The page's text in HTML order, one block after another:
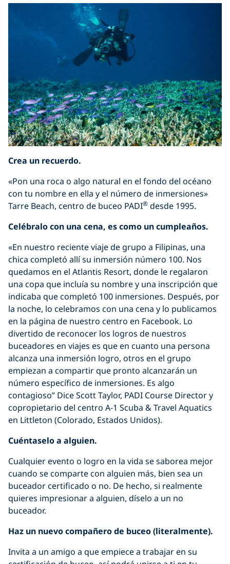
Crea un recuerdo.
«Pon una roca o algo natural en el fondo del océano
con tu nombre en ella y el número de inmersiones»
Tarre Beach, centro de buceo PADI® desde 1995.
Celébralo con una cena, es como un cumpleaños.
«En nuestro reciente viaje de grupo a Filipinas, una
chica completó allí su inmersión número 100. Nos
quedamos en el Atlantis Resort, donde le regalaron
una copa que incluía su nombre y una inscripción que
indicaba que completó 100 inmersiones. Después, por
la noche, lo celebramos con una cena y lo publicamos
en la página de nuestro centro en Facebook. Lo
divertido de reconocer los logros de nuestros
buceadores en viajes es que en cuanto una persona
alcanza una inmersión logro, otros en el grupo
empiezan a compartir que pronto alcanzarán un
número específico de inmersiones. Es algo
contagioso” Dice Scott Taylor, PADI Course Director y
copropietario del centro A-1 Scuba & Travel Aquatics
en Littleton (Colorado, Estados Unidos).
Cuéntaselo a alguien.
Cualquier evento o logro en la vida se saborea mejor
cuando se comparte con alguien más, bien sea un
buceador certificado o no. De hecho, si realmente
quieres impresionar a alguien, díselo a un no
buceador.
Haz un nuevo compañero de buceo (literalmente).
Invita a un amigo a que empiece a trabajar en su